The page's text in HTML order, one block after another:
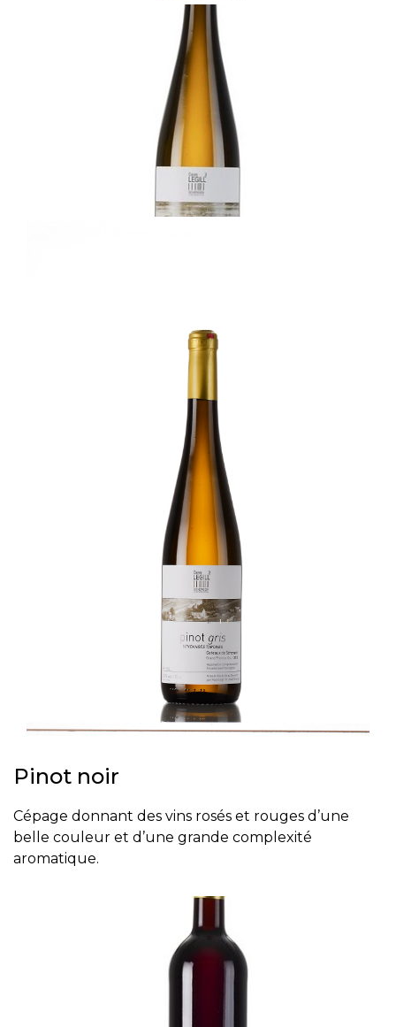
Pinot noir
Cépage donnant des vins rosés et rouges d’une
belle couleur et d’une grande complexité
aromatique.